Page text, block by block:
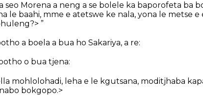
seo Morena a neng a se bolele ka baporofeta ba
le baahi, mme e atetswe ke nala, yona le metse
”
a boela a bua ho Sakariya, a re:
o bua tjena:
mohlolohadi, leha e le kgutsana, moditjhaba
bokgopo.>